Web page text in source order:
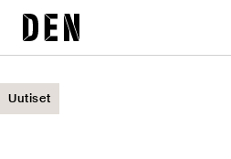
Siirry
sisältöön
DEN
Uutiset